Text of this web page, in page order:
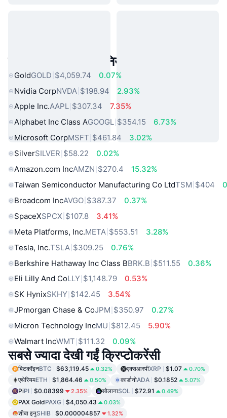
लोकप्रिय वास्तविक दुनिया की संपत्तियां
GoldGOLD $4,059.74
0.07%
Nvidia CorpNVDA $198.94
2.93%
Apple Inc.AAPL $307.34
7.35%
Alphabet Inc Class AGOOGL $354.15
6.73%
Microsoft CorpMSFT $461.84
3.02%
SilverSILVER $58.22
0.02%
Amazon.com IncAMZN $270.4
15.32%
Taiwan Semiconductor Manufacturing Co LtdTSM $404
Broadcom IncAVGO $387.37
0.37%
SpaceXSPCX $107.8
3.41%
Meta Platforms, Inc.META $553.51
3.28%
Tesla, Inc.TSLA $309.25
0.76%
Berkshire Hathaway Inc Class BBRK.B $511.55
0.36%
Eli Lilly And CoLLY $1,148.79
0.53%
SK HynixSKHY $142.45
3.54%
JPmorgan Chase & CoJPM $350.97
0.27%
Micron Technology IncMU $812.45
5.90%
Walmart IncWMT $111.32 0.09%
सबसे ज्यादा देखी गईं क्रिप्टोकरेंसी
बिटकॉइनBTC $63,119.45 0.32% एक्सआरपीXRP $1.07 0.70%
एथेरियमETH $1,864.46 0.50% कार्डानोADA $0.1852 5.07%
PiPI $0.08399 2.35% सोलानाSOL $72.91 0.49%
PAX GoldPAXG $4,050.43 0.03%
शीबा इनुSHIB $0.000004857 1.32%